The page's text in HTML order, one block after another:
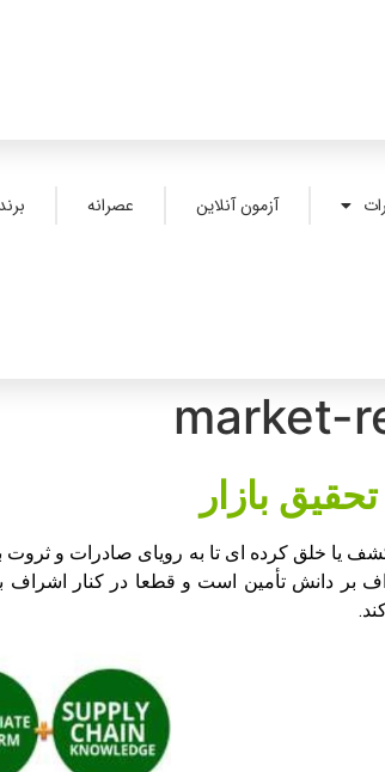
آزمون آنلاین عصرانه
market-
بازار
یا خلق کرده ای تا به رویای صادرات و
بر دانش تأمین است و قطعا در کنار اشراف